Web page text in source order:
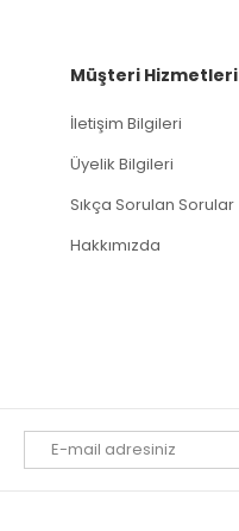
Müşteri Hizmetleri
İletişim Bilgileri
Üyelik Bilgileri
Sıkça Sorulan Sorular
Hakkımızda